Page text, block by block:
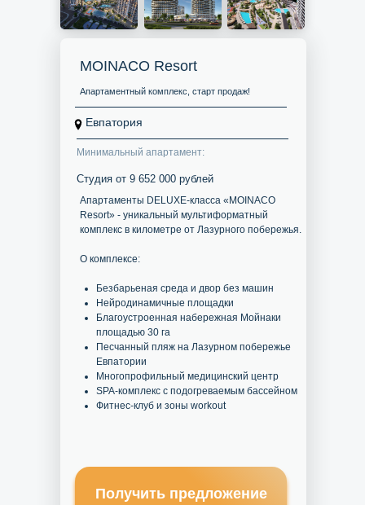
MOINACO Resort
Апартаментный комплекс, старт продаж!
Апартаменты DELUXE-класса «MOINACO
Resort» - уникальный мультиформатный
комплекс в километре от Лазурного побережья.
О комплексе:
Безбарьеная среда и двор без машин
Нейродинамичные площадки
Благоустроенная набережная Мойнаки
площадью 30 га
Песчанный пляж на Лазурном побережье
Евпатории
Многопрофильный медицинский центр
SPA-комплекс с подогреваемым бассейном
Фитнес-клуб и зоны workout
Евпатория
Получить предложение
Минимальный апартамент:
Студия от 9 652 000 рублей